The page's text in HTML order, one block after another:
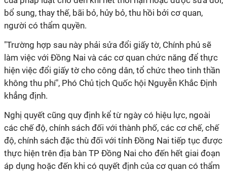
bổ sung, thay thế, bãi bỏ, hủy bỏ, thu hồi bởi cơ quan,
người có thẩm quyền.
"Trường hợp sau này phải sửa đổi giấy tờ, Chính phủ sẽ
làm việc với Đồng Nai và các cơ quan chức năng để thực
hiện việc đổi giấy tờ cho công dân, tổ chức theo tinh thần
không thu phí", Phó Chủ tịch Quốc hội Nguyễn Khắc Định
khẳng định.
Nghị quyết cũng quy định kể từ ngày có hiệu lực, ngoài
các chế độ, chính sách đối với thành phố, các cơ chế, chế
độ, chính sách đặc thù đối với tỉnh Đồng Nai tiếp tục được
thực hiện trên địa bàn TP Đồng Nai cho đến hết giai đoạn
áp dụng hoặc đến khi có quyết định của cơ quan có thẩm